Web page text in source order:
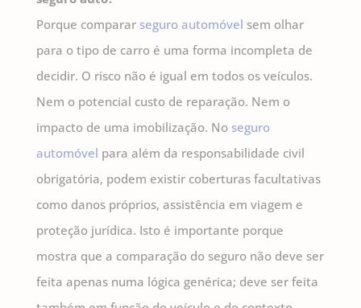
Porque comparar seguro automóvel sem olhar
para o tipo de carro é uma forma incompleta de
decidir. O risco não é igual em todos os veículos.
Nem o potencial custo de reparação. Nem o
impacto de uma imobilização. No seguro
automóvel para além da responsabilidade civil
obrigatória, podem existir coberturas facultativas
como danos próprios, assistência em viagem e
proteção jurídica. Isto é importante porque
mostra que a comparação do seguro não deve ser
feita apenas numa lógica genérica; deve ser feita